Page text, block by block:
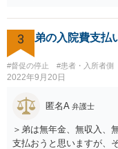
3 弟の入院費支払
#督促の停止 #患者・入所者側
2022年9月20日
匿名A 弁護士
＞弟は無年金、無収入、
支払おうと思いますが、